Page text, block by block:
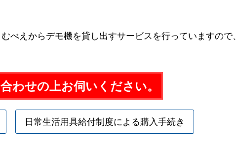
べえからデモ機を貸し出すサービスを行っていますので
わせの上お伺いください。
日常生活用具給付制度による購入手続き